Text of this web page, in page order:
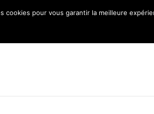
CONTACT@MYRIAM-CORBET.NET
cookies pour vous garantir la meilleure